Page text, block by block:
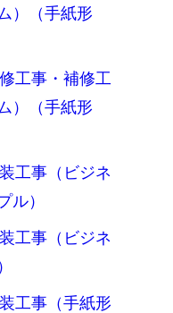
）（手紙形
工事・補修工
）（手紙形
工事（ビジネ
ル）
工事（ビジネ
工事（手紙形